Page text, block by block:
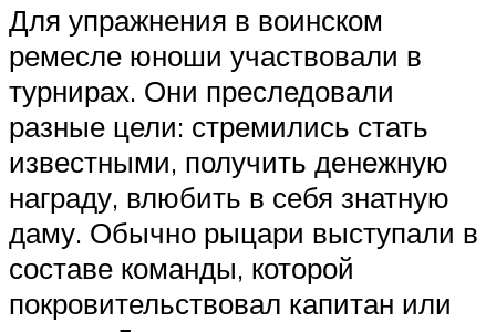
Для упражнения в воинском
ремесле юноши участвовали в
турнирах. Они преследовали
разные цели: стремились стать
известными, получить денежную
награду, влюбить в себя знатную
даму. Обычно рыцари выступали в
составе команды, которой
покровительствовал капитан или